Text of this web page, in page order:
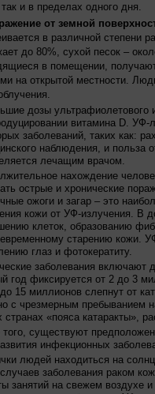
так и в пределах одного дня.
от земной
в различной степени
до 80%, сухой песок –
в помещении,
на открытой местности.
дозы ультрафиолетового
витамина D.
заболеваний, таких как:
наблюдения, и польза
лечащим врачом.
нахождение
острые и хронические
ожоги и загар – это
кожи от УФ-излучения. В
клеток, образованию
старению кожи.
глаз и фотокератиту.
заболевания включают
год фиксируется от 2 до 3
15 миллионов слепнут от
с чрезмерным пребыванием
странах «пояса катаракты»,
того, существуют
инфекционных
людей находиться на
заболевания раком
занятий на свежем воздухе